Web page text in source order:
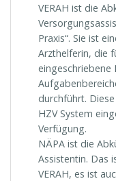
VERAH ist die
Praxis“. Sie ist
Arzthelferin, die
eingeschriebene
durchführt.
HZV System
Verfügung.
NÄPA ist die
Assistentin. Das
VERAH, es ist